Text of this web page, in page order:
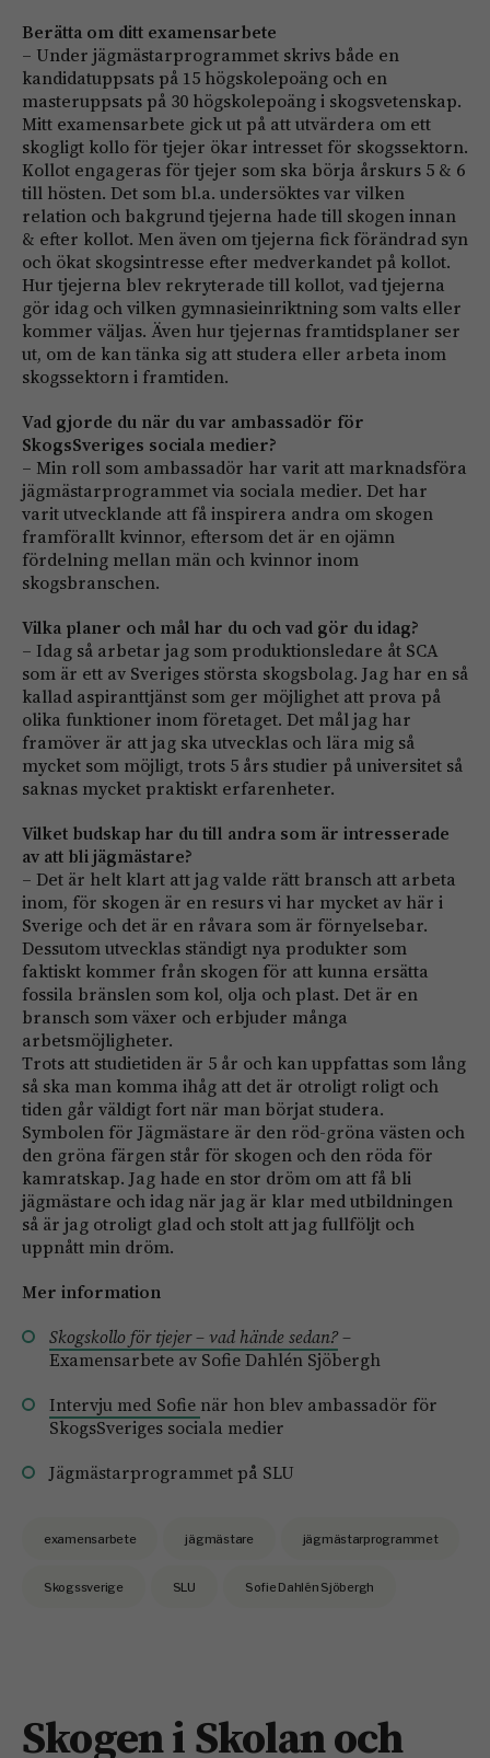
Berätta om ditt examensarbete
– Under jägmästarprogrammet skrivs både en
kandidatuppsats på 15 högskolepoäng och en
masteruppsats på 30 högskolepoäng i skogsvetenskap.
Mitt examensarbete gick ut på att utvärdera om ett
skogligt kollo för tjejer ökar intresset för skogssektorn.
Kollot engageras för tjejer som ska börja årskurs 5 & 6
till hösten. Det som bl.a. undersöktes var vilken
relation och bakgrund tjejerna hade till skogen innan
& efter kollot. Men även om tjejerna fick förändrad syn
och ökat skogsintresse efter medverkandet på kollot.
Hur tjejerna blev rekryterade till kollot, vad tjejerna
gör idag och vilken gymnasieinriktning som valts eller
kommer väljas. Även hur tjejernas framtidsplaner ser
ut, om de kan tänka sig att studera eller arbeta inom
skogssektorn i framtiden.
Vad gjorde du när du var ambassadör för
SkogsSveriges sociala medier?
– Min roll som ambassadör har varit att marknadsföra
jägmästarprogrammet via sociala medier. Det har
varit utvecklande att få inspirera andra om skogen
framförallt kvinnor, eftersom det är en ojämn
fördelning mellan män och kvinnor inom
skogsbranschen.
Vilka planer och mål har du och vad gör du idag?
– Idag så arbetar jag som produktionsledare åt SCA
som är ett av Sveriges största skogsbolag. Jag har en så
kallad aspiranttjänst som ger möjlighet att prova på
olika funktioner inom företaget. Det mål jag har
framöver är att jag ska utvecklas och lära mig så
mycket som möjligt, trots 5 års studier på universitet så
saknas mycket praktiskt erfarenheter.
Vilket budskap har du till andra som är intresserade
av att bli jägmästare?
– Det är helt klart att jag valde rätt bransch att arbeta
inom, för skogen är en resurs vi har mycket av här i
Sverige och det är en råvara som är förnyelsebar.
Dessutom utvecklas ständigt nya produkter som
faktiskt kommer från skogen för att kunna ersätta
fossila bränslen som kol, olja och plast. Det är en
bransch som växer och erbjuder många
arbetsmöjligheter.
Trots att studietiden är 5 år och kan uppfattas som lång
så ska man komma ihåg att det är otroligt roligt och
tiden går väldigt fort när man börjat studera.
Symbolen för Jägmästare är den röd-gröna västen och
den gröna färgen står för skogen och den röda för
kamratskap. Jag hade en stor dröm om att få bli
jägmästare och idag när jag är klar med utbildningen
så är jag otroligt glad och stolt att jag fullföljt och
uppnått min dröm.
Mer information
Skogskollo för tjejer – vad hände sedan?–
Examensarbete av Sofie Dahlén Sjöbergh
Intervju med Sofie när hon blev ambassadör för
SkogsSveriges sociala medier
Jägmästarprogrammet på SLU
examensarbete jägmästare jägmästarprogrammet
Skogssverige SLU Sofie Dahlén Sjöbergh
Skogen i Skolan och